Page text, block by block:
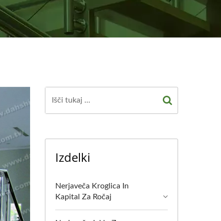
Izdelki
Nerjaveča Kroglica In
Kapital Za Ročaj